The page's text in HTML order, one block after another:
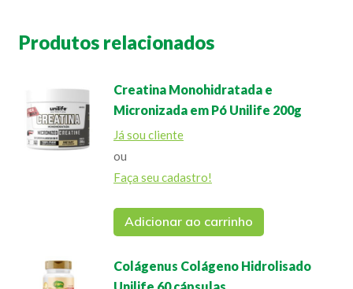
Produtos relacionados
Creatina Monohidratada e
Micronizada em Pó Unilife 200g
Já sou cliente
ou
Faça seu cadastro!
Adicionar ao carrinho
Colágenus Colágeno Hidrolisado